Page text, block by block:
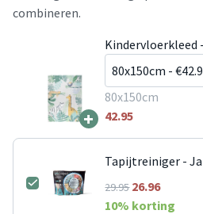
combineren.
+
Kindervloerkleed
80x150cm
42.95
Tapijtreiniger -
29.9526.96
10% korting